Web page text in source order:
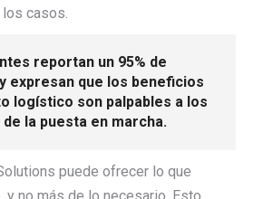
los casos.
reportan un 95% de
expresan que los beneficios
logístico son palpables a los
la puesta en marcha.
puede ofrecer lo que